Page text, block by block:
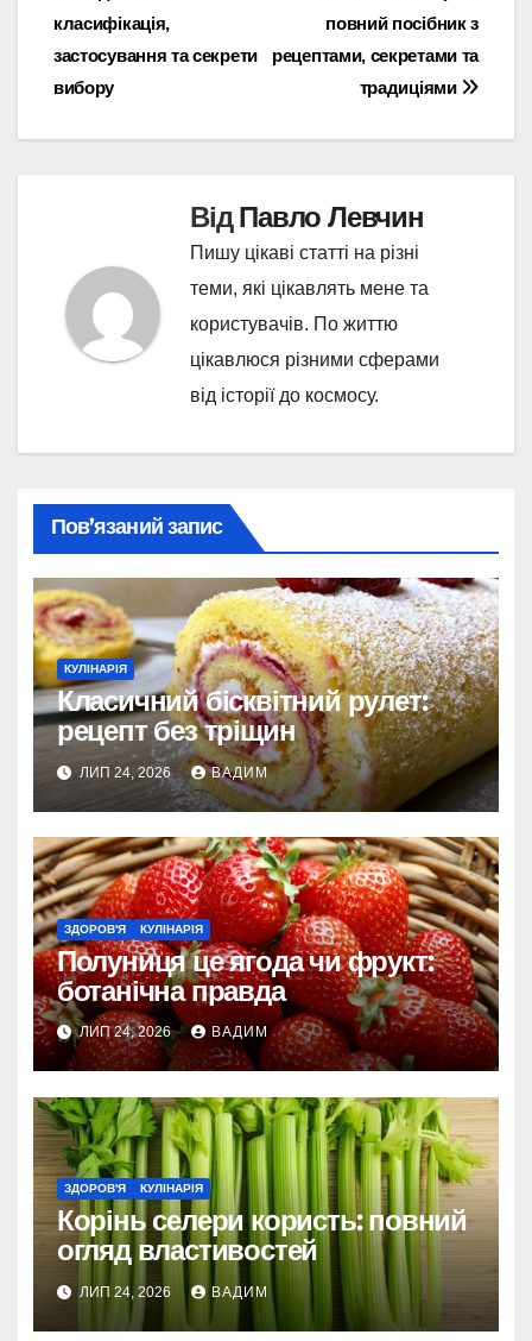
записів
повний посібник з
рецептами, секретами та
традиціями
класифікація,
застосування та секрети
вибору
ВідПавло Левчин
Пишу цікаві статті на різні
теми, які цікавлять мене та
користувачів. По життю
цікавлюся різними сферами
від історії до космосу.
Пов’язаний запис
КУЛІНАРІЯ
Класичний бісквітний рулет:
рецепт без тріщин
ЛИП 24, 2026 ВАДИМ
ЗДОРОВ'Я КУЛІНАРІЯ
Полуниця це ягода чи фрукт:
ботанічна правда
ЛИП 24, 2026 ВАДИМ
ЗДОРОВ'Я КУЛІНАРІЯ
Корінь селери користь: повний
огляд властивостей
ЛИП 24, 2026 ВАДИМ